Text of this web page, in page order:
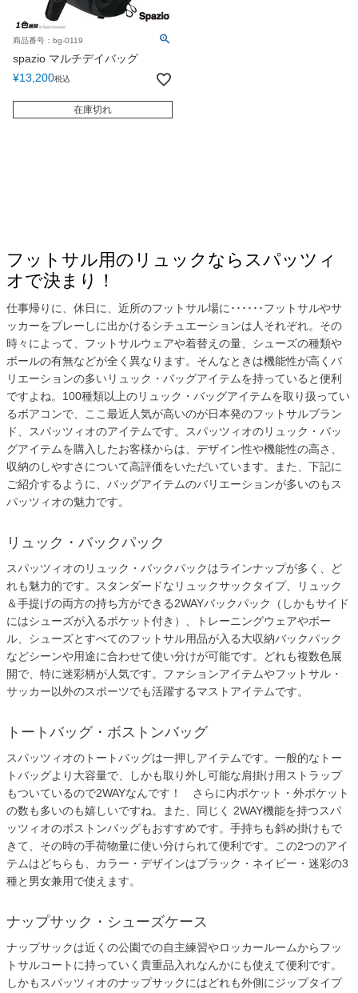
商品番号：bg-0119
spazio マルチデイバッグ
¥13,200税込
在庫切れ
フットサル用のリュックならスパッツィ
オで決まり！
仕事帰りに、休日に、近所のフットサル場に･･････フットサルやサ
ッカーをプレーしに出かけるシチュエーションは人それぞれ。その
時々によって、フットサルウェアや着替えの量、シューズの種類や
ボールの有無などが全く異なります。そんなときは機能性が高くバ
リエーションの多いリュック・バッグアイテムを持っていると便利
ですよね。100種類以上のリュック・バッグアイテムを取り扱ってい
るボアコンで、ここ最近人気が高いのが日本発のフットサルブラン
ド、スパッツィオのアイテムです。スパッツィオのリュック・バッ
グアイテムを購入したお客様からは、デザイン性や機能性の高さ、
収納のしやすさについて高評価をいただいています。また、下記に
ご紹介するように、バッグアイテムのバリエーションが多いのもス
パッツィオの魅力です。
リュック・バックパック
スパッツィオのリュック・バックパックはラインナップが多く、ど
れも魅力的です。スタンダードなリュックサックタイプ、リュック
＆手提げの両方の持ち方ができる2WAYバックパック（しかもサイド
にはシューズが入るポケット付き）、トレーニングウェアやボー
ル、シューズとすべてのフットサル用品が入る大収納バックパック
などシーンや用途に合わせて使い分けが可能です。どれも複数色展
開で、特に迷彩柄が人気です。ファションアイテムやフットサル・
サッカー以外のスポーツでも活躍するマストアイテムです。
トートバッグ・ボストンバッグ
スパッツィオのトートバッグは一押しアイテムです。一般的なトー
トバッグより大容量で、しかも取り外し可能な肩掛け用ストラップ
もついているので2WAYなんです！ さらに内ポケット・外ポケット
の数も多いのも嬉しいですね。また、同じく 2WAY機能を持つスパ
ッツィオのボストンバッグもおすすめです。手持ちも斜め掛けもで
きて、その時の手荷物量に使い分けられて便利です。この2つのアイ
テムはどちらも、カラー・デザインはブラック・ネイビー・迷彩の3
種と男女兼用で使えます。
ナップサック・シューズケース
ナップサックは近くの公園での自主練習やロッカールームからフッ
トサルコートに持っていく貴重品入れなんかにも使えて便利です。
しかもスパッツィオのナップサックにはどれも外側にジップタイプ